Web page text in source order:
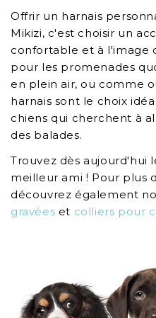
Offrir un harnais
Mikizi, c'est choisir un
confortable et à l'image
pour les promenades
en plein air, ou comme
harnais sont le choix
chiens qui cherchent à
des balades.
Trouvez dès aujourd'hui
meilleur ami ! Pour plus
découvrez également
gravées et colliers pour